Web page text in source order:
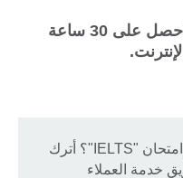
واحصل على 30 ساعة
لست متأكدا إذا كان عليك تقديم امتحان "IELTS"؟ أترك
خدمة العملاء